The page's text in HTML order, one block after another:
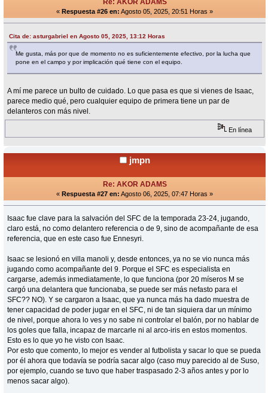
« Respuesta #26 en: Agosto 05, 2025, 20:51 Horas »
Cita de: asturgabriel en Agosto 05, 2025, 13:12 Horas
Me gusta, más por que de momento no es suficientemente efectivo, por la lucha que
pone en el campo y por implicación qué tiene con el equipo.
A mí me parece un bulto de cuidado. Lo que pasa es que si vienes de Isaac,
parece medio qué, pero cualquier equipo de primera tiene un par de
delanteros con más nivel.
En línea
jmpn
Re: AKOR ADAMS
« Respuesta #27 en: Agosto 06, 2025, 07:47 Horas »
Isaac fue clave para la salvación del SFC de la temporada 23-24, jugando,
claro está, no como delantero referencia o de 9, sino de acompañante de esa
referencia, que en este caso fue Ennesyri.
Isaac se lesionó en villa manoli y, desde entonces, ya no se vio nunca más
jugando como acompañante del 9. Porque el SFC es especialista en
cargarse, además inmediatamente, lo que funciona (por 20 míseros M se
cargó una delantera que funcionaba, se puede ser más nefasto para el
SFC?? NO). Y se cargaron a Isaac, que ya nunca más ha dado muestra de
tener capacidad de poder jugar en el SFC, ni de tan siquiera dar un mínimo
de nivel, porque ahora lo ves y no sabe ni controlar el balón, por no hablar de
los goles que falla, incapaz de marcarle ni al arco-iris en estos momentos.
Esto es lo que yo he visto con Isaac.
Por esto que comento, lo mejor es vender al futbolista y sacar lo que se pueda
por él ahora que todavía se podría sacar algo (caso muy parecido al de Suso,
por ejemplo, cuando se tuvo que haber traspasado 2-3 años antes y por lo
menos sacar algo).